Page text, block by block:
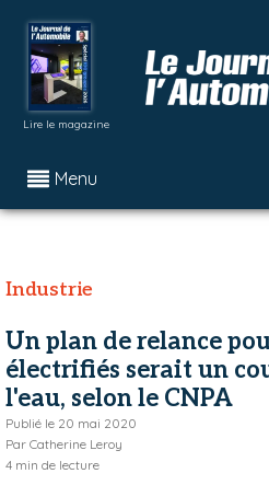
Lire le magazine
Menu
Industrie
Un plan de relance
électrifiés serait un
l'eau, selon le CNPA
Publié le 20 mai 2020
Par Catherine Leroy
4 min de lecture